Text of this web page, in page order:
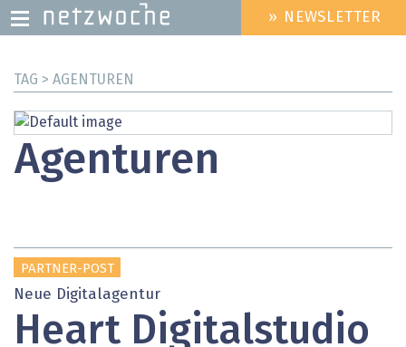
zum
HEADER
MENU
» NEWSLETTER
TAG > AGENTUREN
Agenturen
PARTNER-POST
Neue Digitalagentur
Heart Digitalstudio